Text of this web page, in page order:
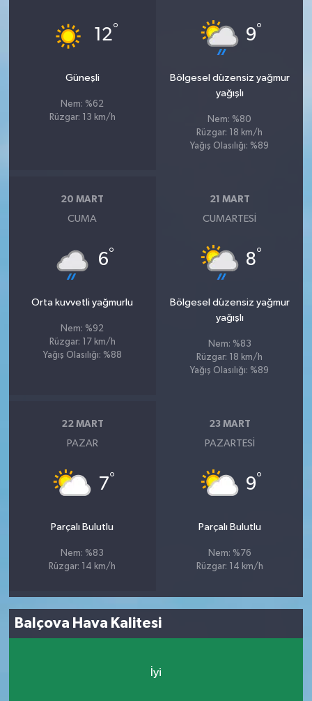
12°
Güneşli
Nem: %62
Rüzgar: 13 km/h
9°
Bölgesel düzensiz yağmur
yağışlı
Nem: %80
Rüzgar: 18 km/h
Yağış Olasılığı: %89
20 MART
CUMA
6°
Orta kuvvetli yağmurlu
Nem: %92
Rüzgar: 17 km/h
Yağış Olasılığı: %88
21 MART
CUMARTESI
8°
Bölgesel düzensiz yağmur
yağışlı
Nem: %83
Rüzgar: 18 km/h
Yağış Olasılığı: %89
22 MART
PAZAR
7°
Parçalı Bulutlu
Nem: %83
Rüzgar: 14 km/h
23 MART
PAZARTESI
9°
Parçalı Bulutlu
Nem: %76
Rüzgar: 14 km/h
Balçova Hava Kalitesi
İyi